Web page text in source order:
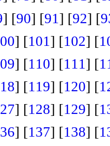
] [90] [91 ] [92] [
] [101 ] [102] [
] [110] [111 ] [
] [119] [120] [
] [128] [129] [
] [137] [138] [